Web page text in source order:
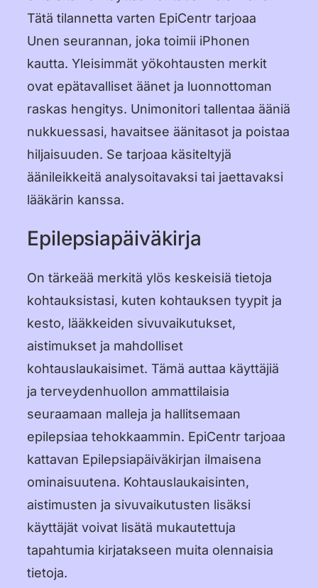
Tätä tilannetta varten EpiCentr tarjoaa
Unen seurannan, joka toimii iPhonen
kautta. Yleisimmät yökohtausten merkit
ovat epätavalliset äänet ja luonnottoman
raskas hengitys. Unimonitori tallentaa ääniä
nukkuessasi, havaitsee äänitasot ja poistaa
hiljaisuuden. Se tarjoaa käsiteltyjä
äänileikkeitä analysoitavaksi tai jaettavaksi
lääkärin kanssa.
Epilepsiapäiväkirja
On tärkeää merkitä ylös keskeisiä tietoja
kohtauksistasi, kuten kohtauksen tyypit ja
kesto, lääkkeiden sivuvaikutukset,
aistimukset ja mahdolliset
kohtauslaukaisimet. Tämä auttaa käyttäjiä
ja terveydenhuollon ammattilaisia
seuraamaan malleja ja hallitsemaan
epilepsiaa tehokkaammin. EpiCentr tarjoaa
kattavan Epilepsiapäiväkirjan ilmaisena
ominaisuutena. Kohtauslaukaisinten,
aistimusten ja sivuvaikutusten lisäksi
käyttäjät voivat lisätä mukautettuja
tapahtumia kirjatakseen muita olennaisia
tietoja.